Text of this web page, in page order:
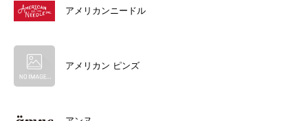
アメリカンニードル
アメリカン ピンズ